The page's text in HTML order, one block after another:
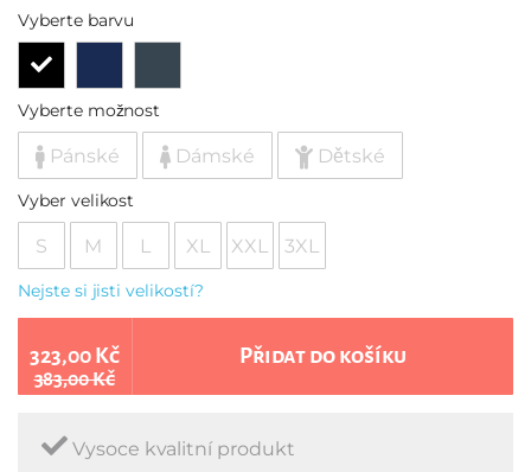
Vyberte barvu
Vyberte možnost
Pánské Dámské Dětské
Vyber velikost
S M L XL XXL 3XL
Nejste si jisti velikostí?
323,00 Kč
383,00 Kč
Přidat do košíku
Vysoce kvalitní produkt